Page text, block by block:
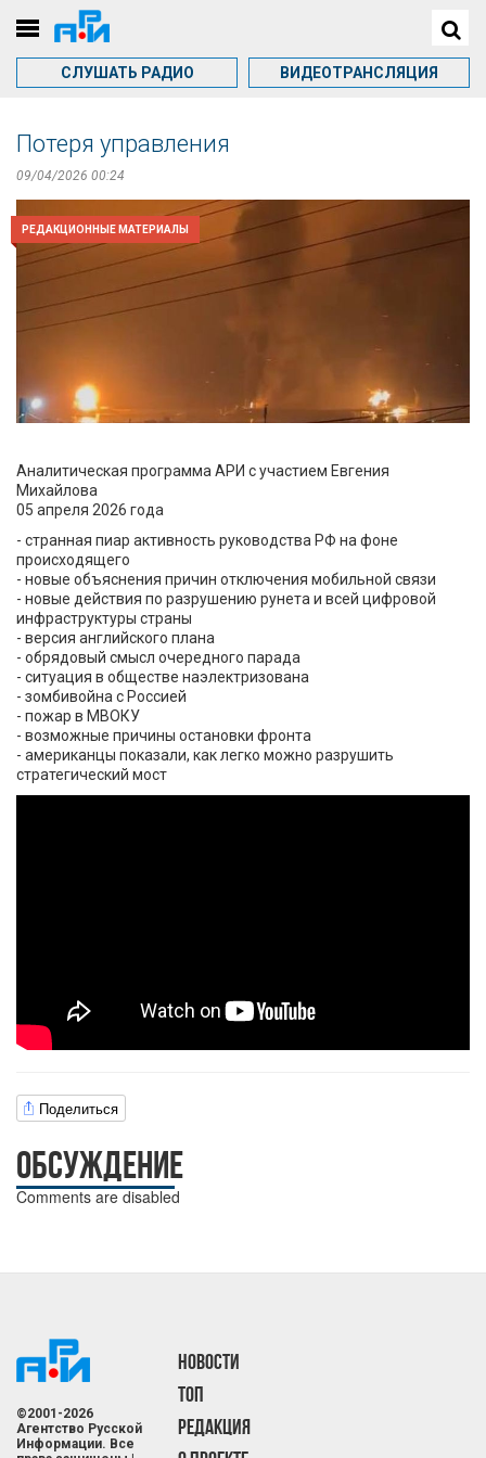
СЛУШАТЬ РАДИО ВИДЕОТРАНСЛЯЦИЯ
Потеря управления
09/04/2026 00:24
РЕДАКЦИОННЫЕ МАТЕРИАЛЫ
Аналитическая программа АРИ с участием Евгения
Михайлова
05 апреля 2026 года
- странная пиар активность руководства РФ на фоне
происходящего
- новые объяснения причин отключения мобильной связи
- новые действия по разрушению рунета и всей цифровой
инфраструктуры страны
- версия английского плана
- обрядовый смысл очередного парада
- ситуация в обществе наэлектризована
- зомбивойна с Россией
- пожар в МВОКУ
- возможные причины остановки фронта
- американцы показали, как легко можно разрушить
стратегический мост
Поделиться
ОБСУЖДЕНИЕ
Comments are disabled
©2001-2026
Агентство Русской
Информации. Все
НОВОСТИ
ТОП
РЕДАКЦИЯ